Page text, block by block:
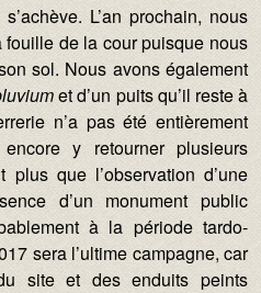
L’an prochain, nous
de la cour puisque nous
sol. Nous avons également
et d’un puits qu’il reste à
n’a pas été entièrement
y retourner plusieurs
plus que l’observation d’une
d’un monument public
à la période tardo-
sera l’ultime campagne, car
site et des enduits peints